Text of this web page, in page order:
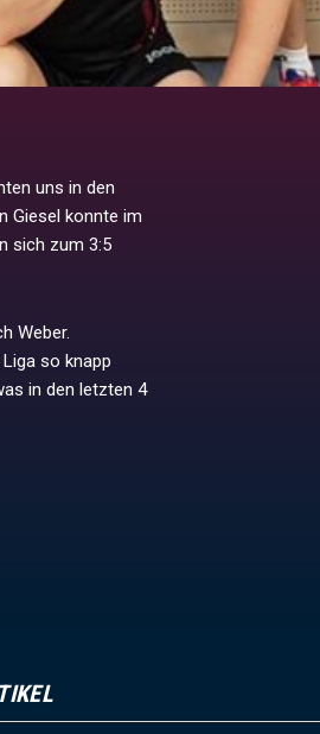
uns in den
Giesel konnte im
sich zum 3:5
Weber.
so knapp
in den letzten 4